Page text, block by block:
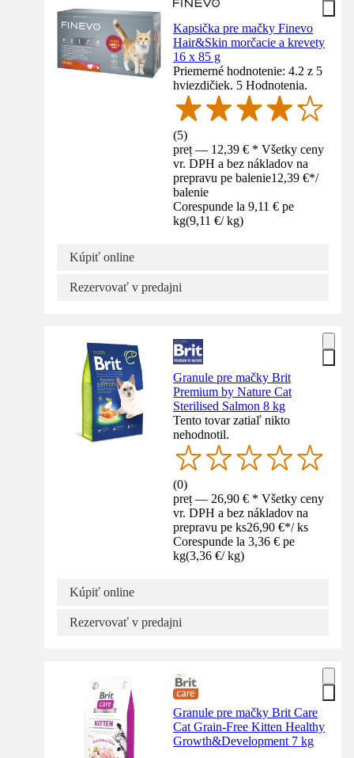
Kapsička pre mačky Finevo
Hair&Skin morčacie a krevety
16 x 85 g
Priemerné hodnotenie: 4.2 z 5
hviezdičiek. 5 Hodnotenia.
(5)
preț — 12,39 € * Všetky ceny
vr. DPH a bez nákladov na
prepravu pe balenie12,39 €*/
balenie
Corespunde la 9,11 € pe
kg(9,11 €/ kg)
Kúpiť online
Rezervovať v predajni
Granule pre mačky Brit
Premium by Nature Cat
Sterilised Salmon 8 kg
Tento tovar zatiaľ nikto
nehodnotil.
(0)
preț — 26,90 € * Všetky ceny
vr. DPH a bez nákladov na
prepravu pe ks26,90 €*/ ks
Corespunde la 3,36 € pe
kg(3,36 €/ kg)
Kúpiť online
Rezervovať v predajni
Granule pre mačky Brit Care
Cat Grain-Free Kitten Healthy
Growth&Development 7 kg